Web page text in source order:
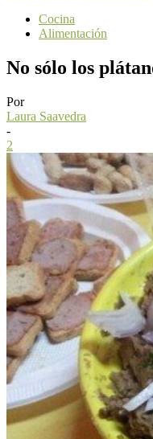
Cocina
Alimentación
No sólo los
Por
Laura Saavedra
-
2